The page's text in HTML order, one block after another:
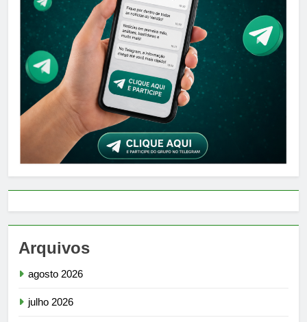
Arquivos
agosto 2026
julho 2026